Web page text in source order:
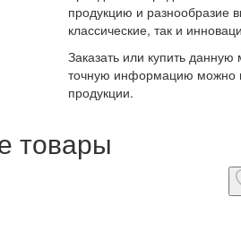
продукцию и разнообразие
классические, так и
Заказать или купить
точную информацию можно
продукции.
товары